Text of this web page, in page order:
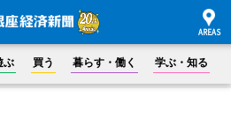
ぶ 買う 暮らす・働く 学ぶ・知る